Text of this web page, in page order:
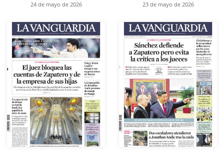
24 de mayo de 2026 23 de mayo de 2026